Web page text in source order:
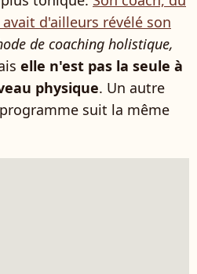
d'ailleurs révélé son
de coaching holistique,
elle n'est pas la seule à
physique. Un autre
suit la même